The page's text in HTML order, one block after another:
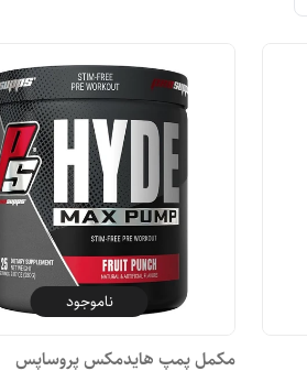
ناموجود
مکمل پمپ هایدمکس پروساپس